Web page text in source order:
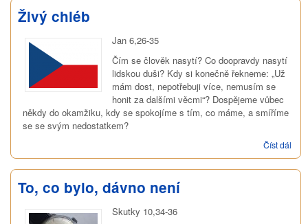
Živý chléb
Jan 6,26-35
Čím se člověk nasytí? Co doopravdy nasytí
lidskou duši? Kdy si konečně řekneme: „Už
mám dost, nepotřebuji více, nemusím se
honit za dalšími věcmi“? Dospějeme vůbec
někdy do okamžiku, kdy se spokojíme s tím, co máme, a smíříme
se se svým nedostatkem?
Číst dál
To, co bylo, dávno není
Skutky 10,34-36